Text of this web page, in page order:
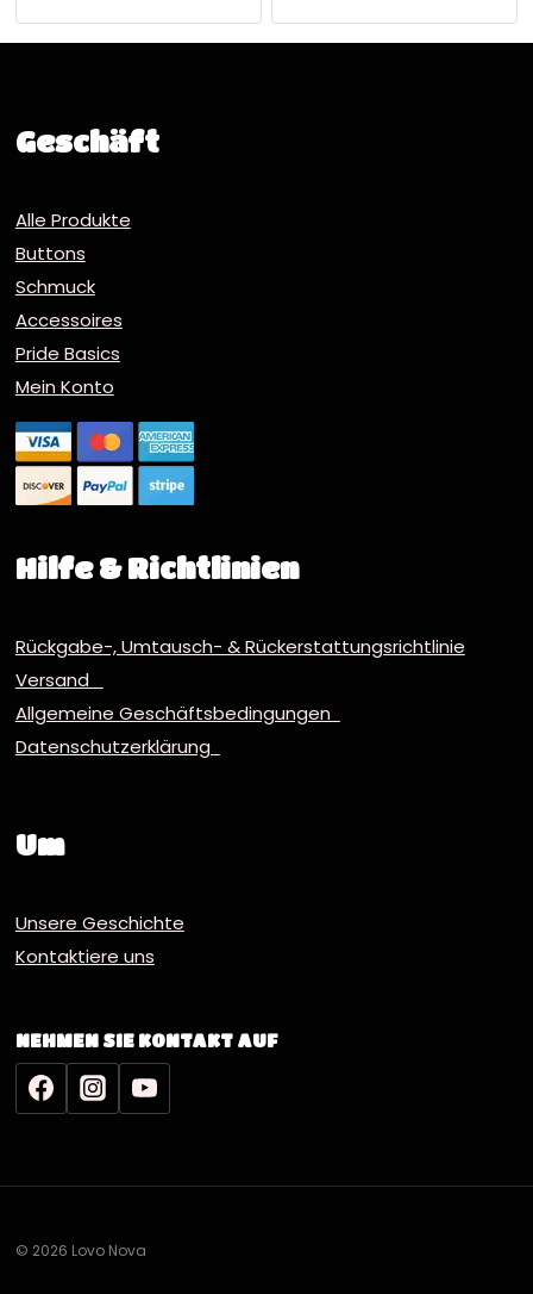
Geschäft
Alle Produkte
Buttons
Schmuck
Accessoires
Pride Basics
Mein Konto
Hilfe & Richtlinien
Rückgabe-, Umtausch- & Rückerstattungsrichtlinie
Versand
Allgemeine Geschäftsbedingungen
Datenschutzerklärung
Um
Unsere Geschichte
Kontaktiere uns
NEHMEN SIE KONTAKT AUF
© 2026 Lovo Nova